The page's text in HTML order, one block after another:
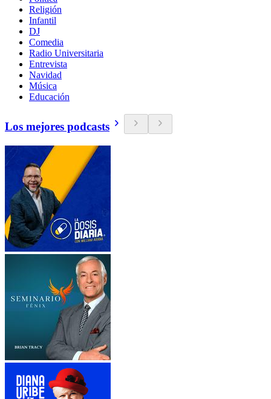
Religión
Infantil
DJ
Comedia
Radio Universitaria
Entrevista
Navidad
Música
Educación
Los mejores podcasts